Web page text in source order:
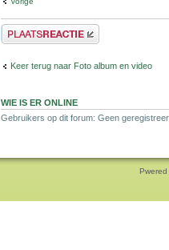
Plaats een reactie
Keer terug naar Foto album en video
WIE IS ER ONLINE
Gebruikers op dit forum: Geen